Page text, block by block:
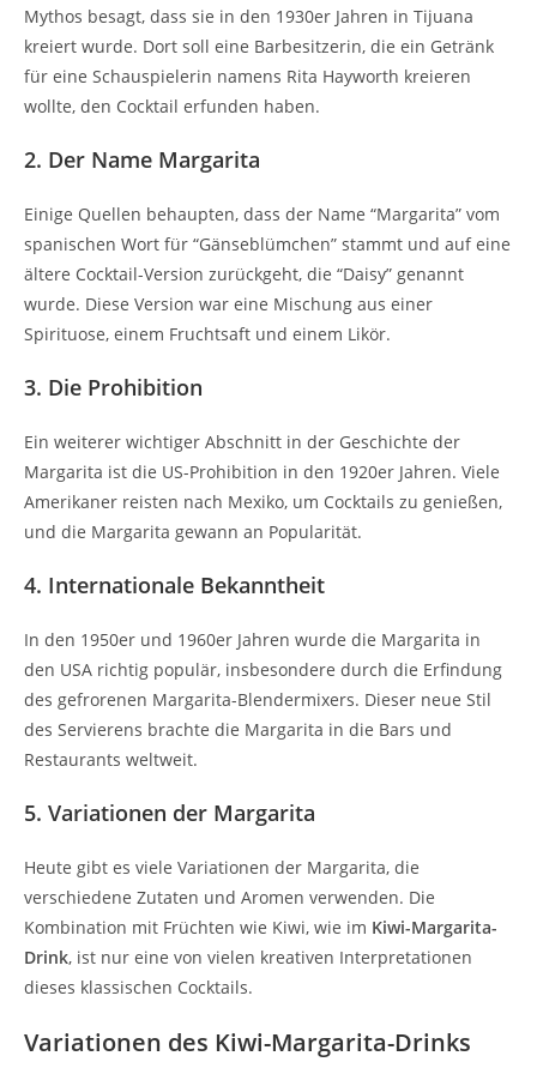
Mythos besagt, dass sie in den 1930er Jahren in Tijuana
kreiert wurde. Dort soll eine Barbesitzerin, die ein Getränk
für eine Schauspielerin namens Rita Hayworth kreieren
wollte, den Cocktail erfunden haben.
2. Der Name Margarita
Einige Quellen behaupten, dass der Name “Margarita” vom
spanischen Wort für “Gänseblümchen” stammt und auf eine
ältere Cocktail-Version zurückgeht, die “Daisy” genannt
wurde. Diese Version war eine Mischung aus einer
Spirituose, einem Fruchtsaft und einem Likör.
3. Die Prohibition
Ein weiterer wichtiger Abschnitt in der Geschichte der
Margarita ist die US-Prohibition in den 1920er Jahren. Viele
Amerikaner reisten nach Mexiko, um Cocktails zu genießen,
und die Margarita gewann an Popularität.
4. Internationale Bekanntheit
In den 1950er und 1960er Jahren wurde die Margarita in
den USA richtig populär, insbesondere durch die Erfindung
des gefrorenen Margarita-Blendermixers. Dieser neue Stil
des Servierens brachte die Margarita in die Bars und
Restaurants weltweit.
5. Variationen der Margarita
Heute gibt es viele Variationen der Margarita, die
verschiedene Zutaten und Aromen verwenden. Die
Kombination mit Früchten wie Kiwi, wie im Kiwi-Margarita-
Drink, ist nur eine von vielen kreativen Interpretationen
dieses klassischen Cocktails.
Variationen des Kiwi-Margarita-Drinks